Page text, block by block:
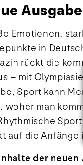
Emotionen,
in
rückt die
– mit
Sport kann
woher man
auf die Anfänge
der